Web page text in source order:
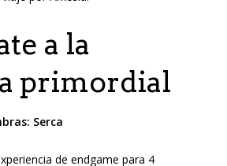
a la
primordial
Serca
de endgame para 4